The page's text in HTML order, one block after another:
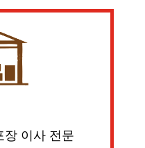
장 이사 전문